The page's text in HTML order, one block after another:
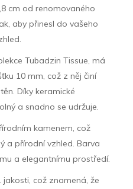
cm od renomovaného
aby přinesl do vašeho
Tubadzin Tissue, má
10 mm, což z něj činí
Díky keramické
a snadno se udržuje.
kamenem, což
a přírodní vzhled. Barva
a elegantnímu prostředí.
což znamená, že